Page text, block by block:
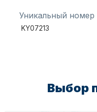
Уникальный номер
KY07213
Выбор